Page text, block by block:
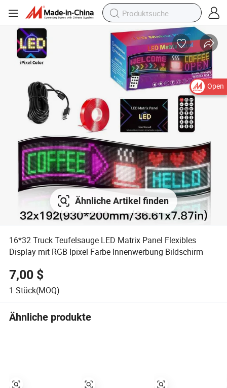
Open
Ähnliche Artikel finden
16*32 Truck Teufelsauge LED Matrix Panel Flexibles
Display mit RGB Ipixel Farbe Innenwerbung Bildschirm
7,00 $
1 Stück(MOQ)
Ähnliche produkte